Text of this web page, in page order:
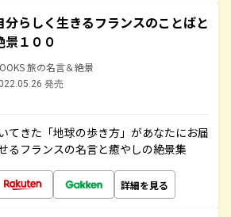
分らしく生きるフランスのことばと
景１００
旅の名言＆絶景
発売
てきた「地球の歩き方」があなたにお届
るフランスの名言と癒やしの絶景集
詳細を見る